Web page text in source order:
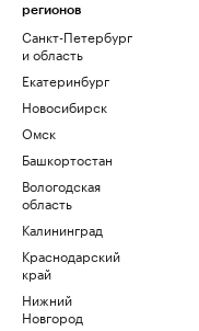
регионов
Санкт-Петербург
и область
Екатеринбург
Новосибирск
Омск
Башкортостан
Вологодская
область
Калининград
Краснодарский
край
Нижний
Новгород